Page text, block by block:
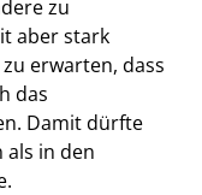
zu
aber stark
erwarten, dass
das
Damit dürfte
als in den